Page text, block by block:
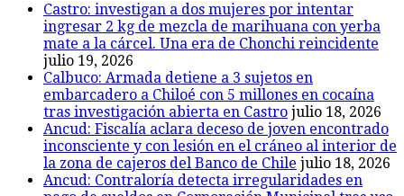
Castro: investigan a dos mujeres por intentar
ingresar 2 kg de mezcla de marihuana con yerba
mate a la cárcel. Una era de Chonchi reincidente
julio 19, 2026
Calbuco: Armada detiene a 3 sujetos en
embarcadero a Chiloé con 5 millones en cocaína
tras investigación abierta en Castro julio 18, 2026
Ancud: Fiscalía aclara deceso de joven encontrado
inconsciente y con lesión en el cráneo al interior de
la zona de cajeros del Banco de Chile julio 18, 2026
Ancud: Contraloría detecta irregularidades en